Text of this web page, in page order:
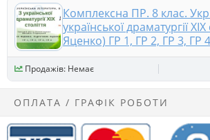
Комплексна ПР. 8 клас.
української драматургії
Яценко) ГР 1, ГР 2, ГР 3, ГР
Яценко
Продажів: Немає
ОПЛАТА / ГРАФІК РОБОТИ